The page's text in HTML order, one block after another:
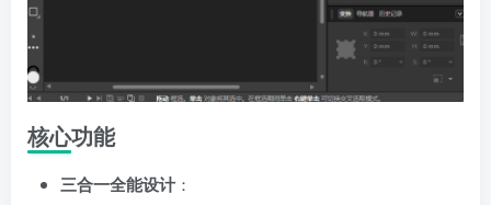
核心功能
三合一全能设计：